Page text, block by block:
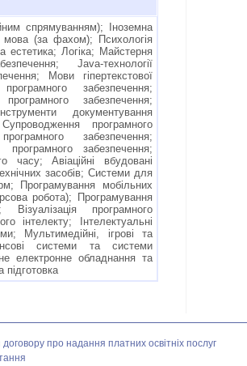
спрямуванням); Іноземна
мова (за фахом); Психологія
естетика; Логіка; Майстерня
Java-технології
Мови гіпертекстової
забезпечення;
забезпечення;
документування
програмного
забезпечення;
забезпечення;
часу; Авіаційні вбудовані
засобів; Системи для
Програмування мобільних
робота); Програмування
програмного
інтелекту; Інтелектуальні
Мультимедійні, ігрові та
системи та системи
електронне обладнання та
підготовка
про надання платних освітніх послуг